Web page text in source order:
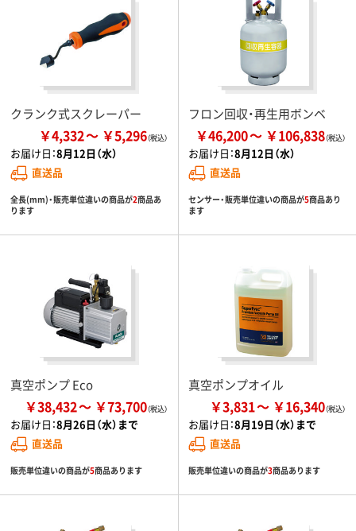
クランク式スクレーパー
￥4,332 ￥5,296
お届け日：8月12日（水）
直送品
全長(mm)・販売単位違いの商品が2商品あ
ります
フロン回収・再生用ボンベ
￥46,200 ￥106,838
お届け日：8月12日（水）
直送品
センサー・販売単位違いの商品が5商品あり
ます
真空ポンプ Eco
￥38,432 ￥73,700
お届け日：8月26日（水）まで
直送品
販売単位違いの商品が5商品あります
真空ポンプオイル
￥3,831 ￥16,340
お届け日：8月19日（水）まで
直送品
販売単位違いの商品が3商品あります